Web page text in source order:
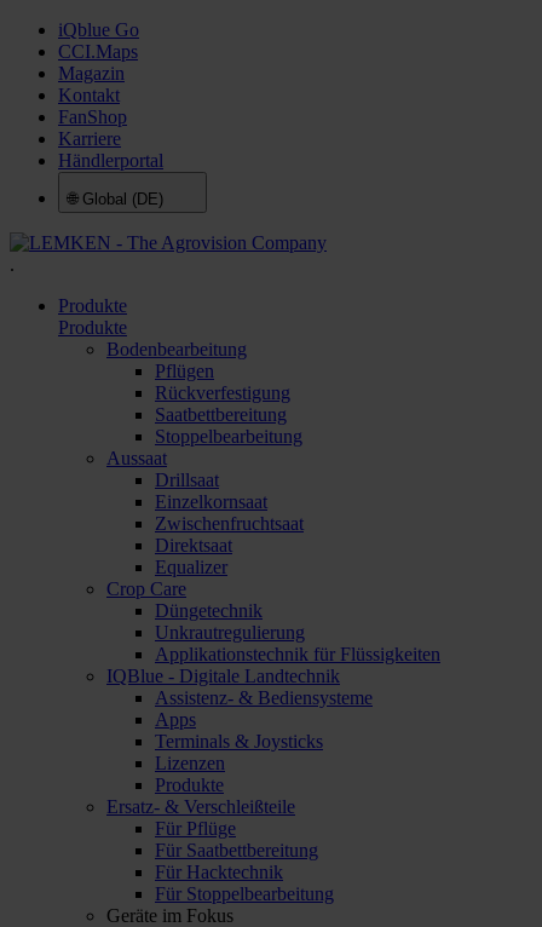
iQblue Go
CCI.Maps
Magazin
Kontakt
FanShop
Karriere
Händlerportal
🌐 Global (DE)
.
Produkte
Produkte
Bodenbearbeitung
Pflügen
Rückverfestigung
Saatbettbereitung
Stoppelbearbeitung
Aussaat
Drillsaat
Einzelkornsaat
Zwischenfruchtsaat
Direktsaat
Equalizer
Crop Care
Düngetechnik
Unkrautregulierung
Applikationstechnik für Flüssigkeiten
IQBlue - Digitale Landtechnik
Assistenz- & Bediensysteme
Apps
Terminals & Joysticks
Lizenzen
Produkte
Ersatz- & Verschleißteile
Für Pflüge
Für Saatbettbereitung
Für Hacktechnik
Für Stoppelbearbeitung
Geräte im Fokus